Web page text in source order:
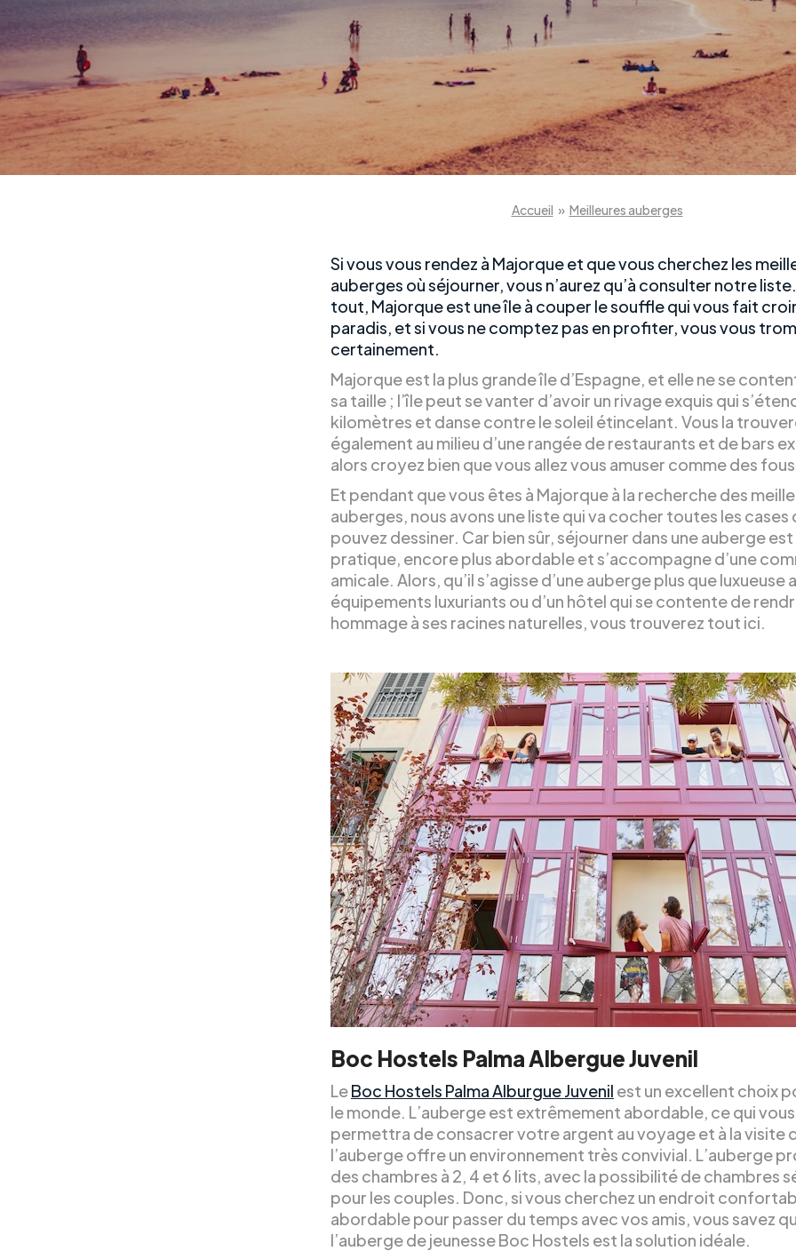
Accueil » Meilleures auberges
Si vous vous rendez à Majorque et que vous cherchez les
auberges où séjourner, vous n’aurez qu’à consulter notre
tout, Majorque est une île à couper le souffle qui vous fait
paradis, et si vous ne comptez pas en profiter, vous vous
certainement.
Majorque est la plus grande île d’Espagne, et elle ne se
sa taille ; l’île peut se vanter d’avoir un rivage exquis qui
kilomètres et danse contre le soleil étincelant. Vous la
également au milieu d’une rangée de restaurants et de bars
alors croyez bien que vous allez vous amuser comme des
Et pendant que vous êtes à Majorque à la recherche des
auberges, nous avons une liste qui va cocher toutes les cases
pouvez dessiner. Car bien sûr, séjourner dans une auberge
pratique, encore plus abordable et s’accompagne d’une
amicale. Alors, qu’il s’agisse d’une auberge plus que luxueuse
équipements luxuriants ou d’un hôtel qui se contente de
hommage à ses racines naturelles, vous trouverez tout ici.
Boc Hostels Palma Albergue Juvenil
LeBoc Hostels Palma Alburgue Juvenil est un excellent choix
le monde. L’auberge est extrêmement abordable, ce qui vous
permettra de consacrer votre argent au voyage et à la visite
l’auberge offre un environnement très convivial. L’auberge
des chambres à 2, 4 et 6 lits, avec la possibilité de chambres
pour les couples. Donc, si vous cherchez un endroit
abordable pour passer du temps avec vos amis, vous savez
l’auberge de jeunesse Boc Hostels est la solution idéale.